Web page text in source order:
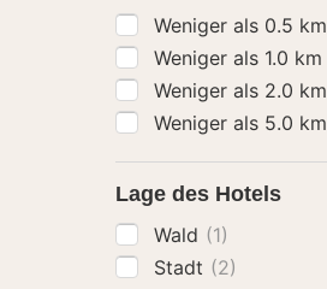
Weniger als 0.5 km
Weniger als 1.0 km
Weniger als 2.0 km
Weniger als 5.0 km
Lage des Hotels
Wald (1)
Stadt (2)